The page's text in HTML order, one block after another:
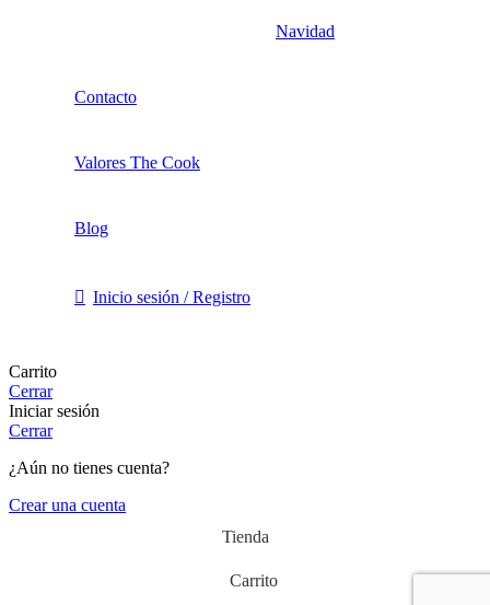
Navidad
Contacto
Valores The Cook
Blog
Inicio sesión / Registro
Carrito
Cerrar
Iniciar sesión
Cerrar
¿Aún no tienes cuenta?
Crear una cuenta
Tienda
Carrito